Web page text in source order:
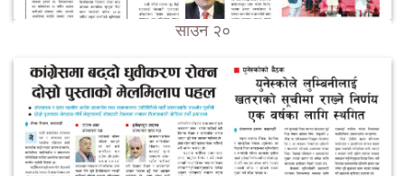
साउन २०